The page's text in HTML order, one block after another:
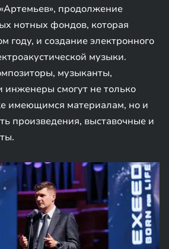
продолжение
нотных фондов, которая
году, и создание электронного
музыки.
музыканты,
смогут не только
имеющимся материалам, но и
произведения, выставочные и